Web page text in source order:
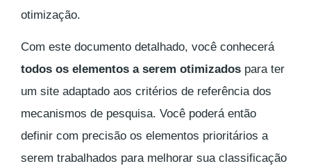
otimização.
Com este documento detalhado, você conhecerá
todos os elementos a serem otimizados para ter
um site adaptado aos critérios de referência dos
mecanismos de pesquisa. Você poderá então
definir com precisão os elementos prioritários a
serem trabalhados para melhorar sua classificação